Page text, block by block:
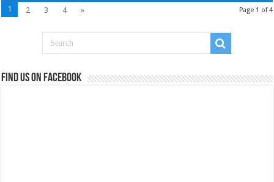
Page 1 of 4
1 2 3 4 »
Find us on Facebook